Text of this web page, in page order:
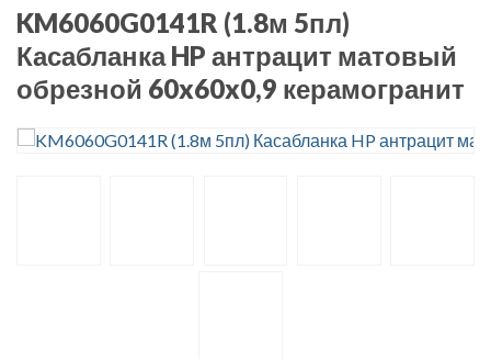
KM6060G0141R (1.8м 5пл)
Касабланка HP антрацит матовый
обрезной 60x60x0,9 керамогранит